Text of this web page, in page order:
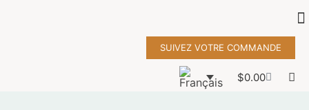
SUIVEZ VOTRE COMMANDE
$0.00